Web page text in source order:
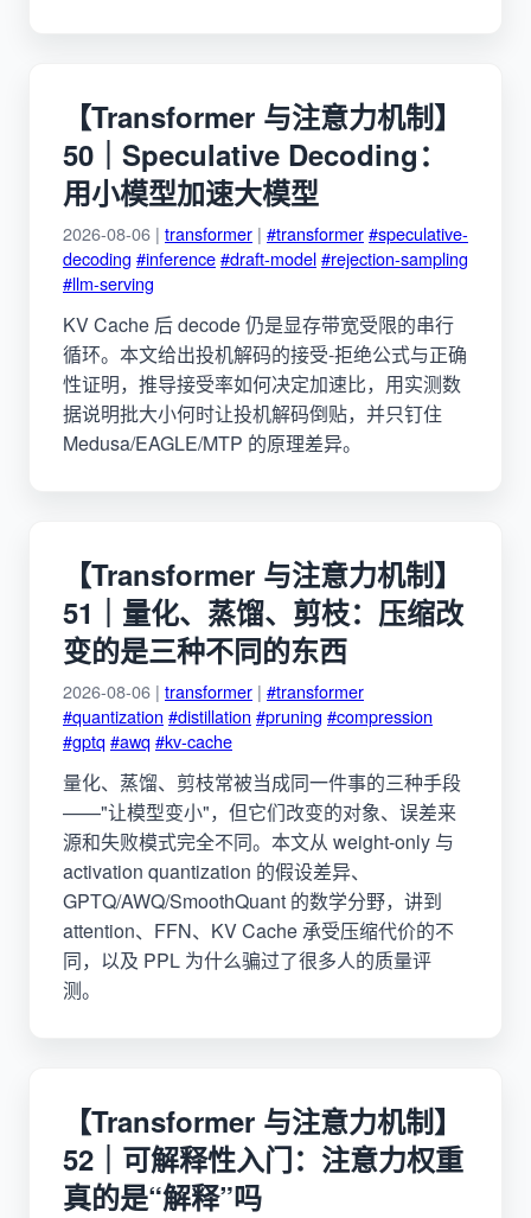
【Transformer 与注意力机制】
50｜Speculative Decoding：
用小模型加速大模型
2026-08-06 | transformer | #transformer#speculative-
decoding #inference#draft-model#rejection-sampling
#llm-serving
KV Cache 后 decode 仍是显存带宽受限的串行
循环。本文给出投机解码的接受-拒绝公式与正确
性证明，推导接受率如何决定加速比，用实测数
据说明批大小何时让投机解码倒贴，并只钉住
Medusa/EAGLE/MTP 的原理差异。
【Transformer 与注意力机制】
51｜量化、蒸馏、剪枝：压缩改
变的是三种不同的东西
2026-08-06 | transformer | #transformer
#quantization #distillation #pruning #compression
#gptq#awq#kv-cache
量化、蒸馏、剪枝常被当成同一件事的三种手段
——"让模型变小"，但它们改变的对象、误差来
源和失败模式完全不同。本文从 weight-only 与
activation quantization 的假设差异、
GPTQ/AWQ/SmoothQuant 的数学分野，讲到
attention、FFN、KV Cache 承受压缩代价的不
同，以及 PPL 为什么骗过了很多人的质量评
测。
【Transformer 与注意力机制】
52｜可解释性入门：注意力权重
真的是“解释”吗